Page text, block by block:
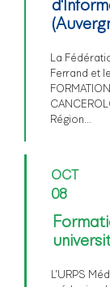
La
Ferrand et
Région…
OCT
08
L’URPS